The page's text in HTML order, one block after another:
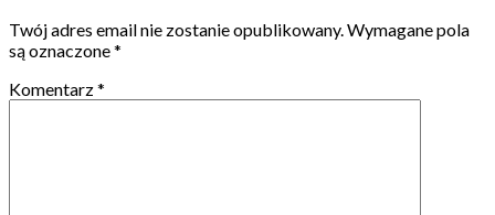
Twój adres email nie zostanie opublikowany.Wymagane pola
są oznaczone*
Komentarz*